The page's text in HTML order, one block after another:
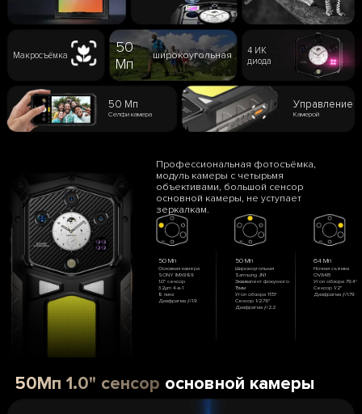
Макросъёмка
50
Мп
широкоугольная
4 ИК
диода
50 Мп
Селфи камера
Управление
Камерой
Профессиональная фотосъёмка,
модуль камеры с четырьмя
объективами, большой сенсор
основной камеры, не уступает
зеркалкам.
50 Мп
Основная камера
SONY IMX989
1.0" сенсор
3.2μm 4-в-1
8 линз
Диафрагма ƒ/1.9
50 Мп
Широкоугольная
Samsung JN1
Эквивалент фокусного
15мм
Угол обзора 117.3°
Сенсор 1/2.76"
Диафрагма ƒ/2.2
64 Мп
Ночная съёмка
OV64B
Угол обзора 79.4°
Сенсор 1/2"
Диафрагма ƒ/1.79
50Мп 1.0" сенсор основной камеры